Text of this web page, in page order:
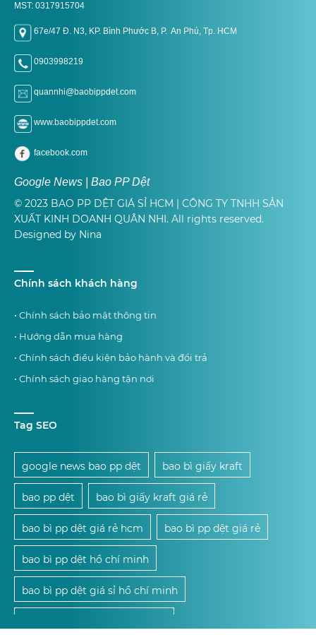
MST: 0317915704
67e/47 Đ. N3, KP. Bình Phước B, P. An Phú, Tp. HCM
0903998219
quannhi@baobippdet.com
www.baobippdet.com
facebook.com
Google News | Bao PP Dệt
© 2023 BAO PP DỆT GIÁ SỈ HCM | CÔNG TY TNHH SẢN
XUẤT KINH DOANH QUÂN NHI. All rights reserved.
Designed by Nina
Chính sách khách hàng
• Chính sách bảo mật thông tin
• Hướng dẫn mua hàng
• Chính sách điều kiện bảo hành và đổi trả
• Chính sách giao hàng tận nơi
Tag SEO
google news bao pp dệt bao bì giấy kraft
bao pp dệt bao bì giấy kraft giá rẻ
bao bì pp dệt giá rẻ hcm bao bì pp dệt giá rẻ
bao bì pp dệt hồ chí minh
bao bì pp dệt giá sỉ hồ chí minh